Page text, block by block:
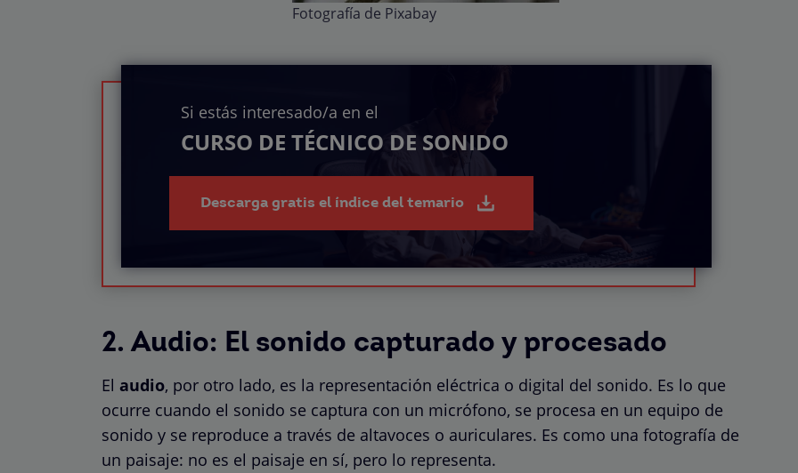
Fotografía de Pixabay
Si estás interesado/a en el
CURSO DE TÉCNICO DE SONIDO
Descarga gratis el índice del temario
2. Audio: El sonido capturado y procesado
El audio, por otro lado, es la representación eléctrica o digital del sonido. Es lo que
ocurre cuando el sonido se captura con un micrófono, se procesa en un equipo de
sonido y se reproduce a través de altavoces o auriculares. Es como una fotografía de
un paisaje: no es el paisaje en sí, pero lo representa.